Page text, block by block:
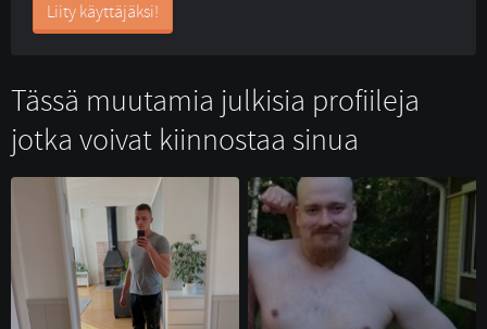
Liity käyttäjäksi!
Tässä muutamia julkisia profiileja
jotka voivat kiinnostaa sinua